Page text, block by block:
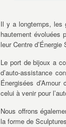
Il y a longtemps, les
hautement évoluées
leur Centre
Le port de bijoux a
d’auto-assistance
Énergisées
celui à venir pour
Nous offrons
la forme de